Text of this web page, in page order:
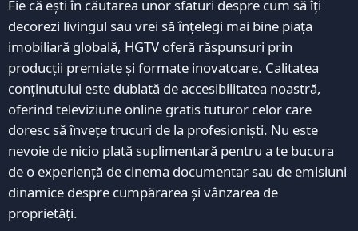
Fie că ești în căutarea unor sfaturi despre cum să îți
decorezi livingul sau vrei să înțelegi mai bine piața
imobiliară globală, HGTV oferă răspunsuri prin
producții premiate și formate inovatoare. Calitatea
conținutului este dublată de accesibilitatea noastră,
oferind televiziune online gratis tuturor celor care
doresc să învețe trucuri de la profesioniști. Nu este
nevoie de nicio plată suplimentară pentru a te bucura
de o experiență de cinema documentar sau de emisiuni
dinamice despre cumpărarea și vânzarea de
proprietăți.